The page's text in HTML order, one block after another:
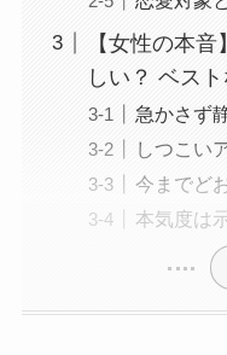
【女性の本
しい？ ベス
急かさず
しつこい
今までど
本気度は